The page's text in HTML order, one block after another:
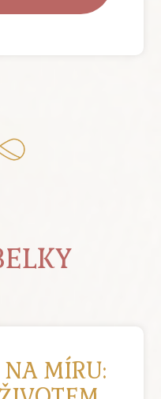
MÍRU: